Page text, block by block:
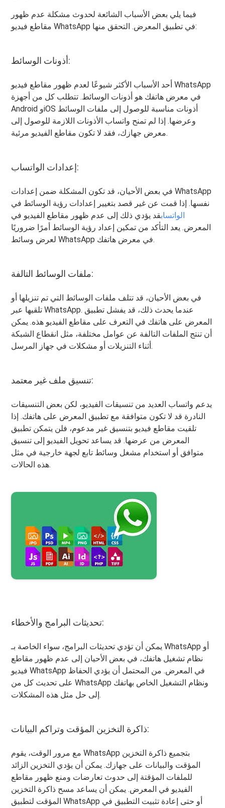
فيما يلي بعض الأسباب الشائعة لحدوث مشكلة عدم ظهور
مقاطع فيديو WhatsApp في تطبيق المعرض. التحقق منها:
أذونات الوسائط:
أحد الأسباب الأكثر شيوعًا لعدم ظهور مقاطع فيديو WhatsApp
في معرض هاتفك هو أذونات الوسائط. تتطلب كل من أجهزة
Android وiOS أذونات مناسبة للوصول إلى ملفات الوسائط
وعرضها. إذا لم تمنح واتساب الأذونات اللازمة للوصول إلى
معرض جهازك، فقد لا تكون مقاطع الفيديو مرئية.
إعدادات الواتساب:
في بعض الأحيان، قد تكون المشكلة ضمن إعدادات WhatsApp
نفسها. إذا قمت عن غير قصد بتغيير إعدادات رؤية الوسائط في
الواتسابقد يؤدي ذلك إلى عدم ظهور مقاطع الفيديو في
المعرض. يعد التأكد من تمكين إعداد رؤية الوسائط أمرًا ضروريًا
لعرض وسائط WhatsApp في معرض هاتفك.
ملفات الوسائط التالفة:
في بعض الأحيان، قد تتلف ملفات الوسائط التي تم تنزيلها أو
تلقيها عبر WhatsApp. عندما يحدث ذلك، قد يفشل تطبيق
المعرض على هاتفك في التعرف على مقاطع الفيديو هذه. يمكن
أن تنتج الملفات التالفة عن عوامل مختلفة، مثل انقطاع الشبكة
أثناء التنزيلات أو مشكلات في جهاز المرسل.
تنسيق ملف غير معتمد:
يدعم واتساب العديد من تنسيقات الفيديو، لكن بعض التنسيقات
النادرة قد لا تكون متوافقة مع تطبيق المعرض على هاتفك. إذا
تلقيت مقاطع فيديو بتنسيق غير مدعوم، فلن يتمكن تطبيق
المعرض من عرضها. قد يساعد تحويل الفيديو إلى تنسيق
متوافق أو استخدام مشغل وسائط تابع لجهة خارجية في مثل
هذه الحالات.
تحديثات البرامج والأخطاء:
يمكن أن تؤدي تحديثات البرامج، سواء الخاصة بـ WhatsApp أو
نظام تشغيل هاتفك، في بعض الأحيان إلى عدم ظهور مقاطع
فيديو WhatsApp في المعرض. من المحتمل أن يؤدي الحفاظ
على تحديث كل من WhatsApp ونظام التشغيل الخاص بهاتفك
إلى حل مثل هذه المشكلات.
ذاكرة التخزين المؤقت وتراكم البيانات:
مع مرور الوقت، يقوم WhatsApp بتجميع ذاكرة التخزين
المؤقت والبيانات على جهازك. يمكن أن يؤدي التخزين الزائد
للملفات المؤقتة إلى حدوث تعارضات ومنع ظهور مقاطع
الفيديو في المعرض. يمكن أن يساعد مسح ذاكرة التخزين
المؤقت لتطبيق WhatsApp أو حتى إعادة تثبيت التطبيق في